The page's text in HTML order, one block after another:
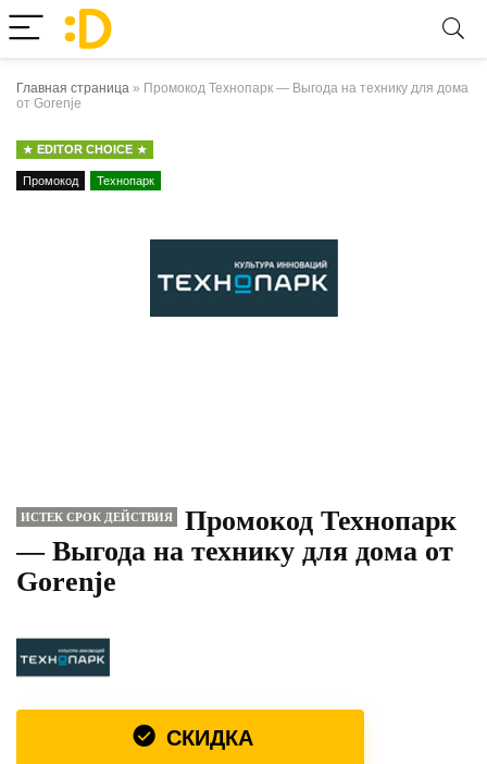
Главная страница » Промокод Технопарк — Выгода на технику для дома
от Gorenje
EDITOR CHOICE
Промокод Технопарк
ИСТЕК СРОК ДЕЙСТВИЯ
Промокод Технопарк
— Выгода на технику для дома от
Gorenje
СКИДКА